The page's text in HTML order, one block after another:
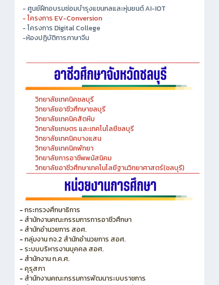
- ศูนย์ฝึกอบรมซ่อมบำรุงแขนกลและหุ่นยนต์ AI-IOT
- โครงการ EV-Conversion
- โครงการ Digital College
-ห้องปฏิบัติการภาษาจีน
วิทยาลัยเทคนิคชลบุรี
วิทยาลัยอาชีวศึกษาชลบุรี
วิทยาลัยเทคนิคสัตหีบ
วิทยาลัยเกษตร และเทคโนโลยีชลบุรี
วิทยาลัยเทคนิคบางแสน
วิทยาลัยเทคนิคพัทยา
วิทยาลัยการอาชีพพนัสนิคม
วิทยาลัยอาชีวศึกษาเทคโนโลยีฐานวิทยาศาสตร์(ชลบุรี)
-กระทรวงศึกษาธิการ
- สำนักงานคณะกรรมการการอาชีวศึกษา
- สำนักอำนวยการ สอศ.
-กลุ่มงาน กจ.2 สำนักอำนวยการ สอศ.
- ระบบบริหารงานบุคคล สอศ.
- สำนักงาน ก.ค.ศ.
- คุรุสภา
- สำนักงานคณะกรรมการพัฒนาระบบราชการ